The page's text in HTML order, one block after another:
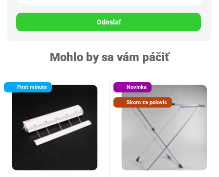
Odoslať
Mohlo by sa vám páčiť
First minute Novinka
Skoro za polovic